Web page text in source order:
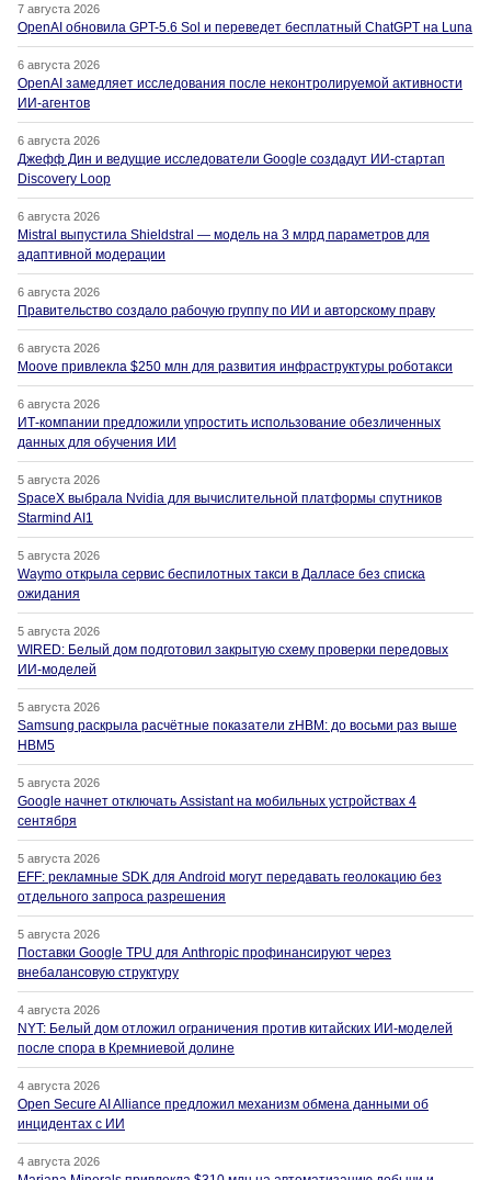
7 августа 2026
OpenAI обновила GPT-5.6 Sol и переведет бесплатный ChatGPT на Luna
6 августа 2026
OpenAI замедляет исследования после неконтролируемой активности
ИИ-агентов
6 августа 2026
Джефф Дин и ведущие исследователи Google создадут ИИ-стартап
Discovery Loop
6 августа 2026
Mistral выпустила Shieldstral — модель на 3 млрд параметров для
адаптивной модерации
6 августа 2026
Правительство создало рабочую группу по ИИ и авторскому праву
6 августа 2026
Moove привлекла $250 млн для развития инфраструктуры роботакси
6 августа 2026
ИТ-компании предложили упростить использование обезличенных
данных для обучения ИИ
5 августа 2026
SpaceX выбрала Nvidia для вычислительной платформы спутников
Starmind AI1
5 августа 2026
Waymo открыла сервис беспилотных такси в Далласе без списка
ожидания
5 августа 2026
WIRED: Белый дом подготовил закрытую схему проверки передовых
ИИ-моделей
5 августа 2026
Samsung раскрыла расчётные показатели zHBM: до восьми раз выше
HBM5
5 августа 2026
Google начнет отключать Assistant на мобильных устройствах 4
сентября
5 августа 2026
EFF: рекламные SDK для Android могут передавать геолокацию без
отдельного запроса разрешения
5 августа 2026
Поставки Google TPU для Anthropic профинансируют через
внебалансовую структуру
4 августа 2026
NYT: Белый дом отложил ограничения против китайских ИИ-моделей
после спора в Кремниевой долине
4 августа 2026
Open Secure AI Alliance предложил механизм обмена данными об
инцидентах с ИИ
4 августа 2026